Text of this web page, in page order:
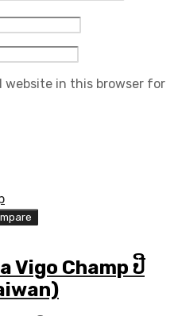
website in this browser for
Vigo Champ ປີ